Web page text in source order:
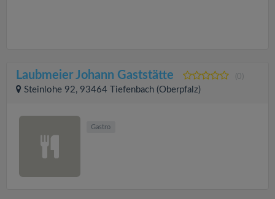
Laubmeier Johann Gaststätte (0)
Steinlohe 92, 93464 Tiefenbach (Oberpfalz)
Gastro